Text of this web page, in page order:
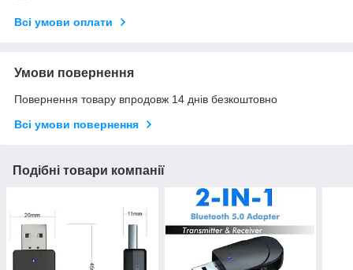
Всі умови оплати
Умови повернення
Повернення товару впродовж 14 днів безкоштовно
Всі умови повернення
Подібні товари компанії